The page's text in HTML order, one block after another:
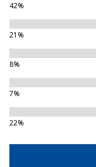
42%
21%
8%
7%
22%